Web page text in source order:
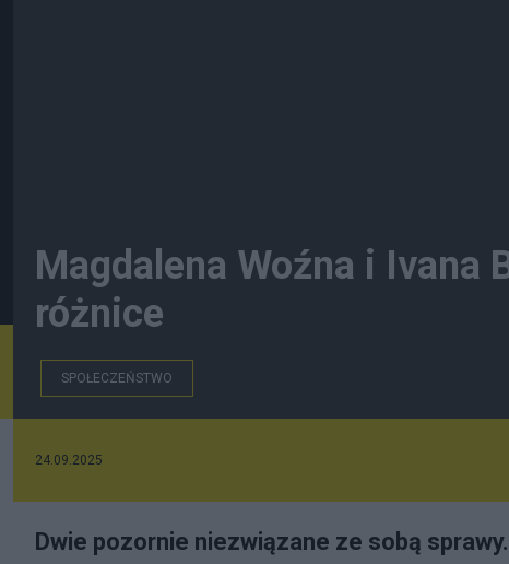
Magdalena Woźna i Ivana
różnice
SPOŁECZEŃSTWO
24.09.2025
Dwie pozornie niezwiązane ze sobą